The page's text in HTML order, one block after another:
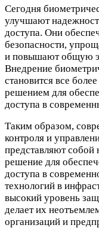
Сегодня
улучшают
доступа. Они
безопасности,
и повышают общую
Внедрение
становится все
решением для
доступа в
Таким образом,
контроля и
представляют собой
решение для
доступа в
технологий в
высокий уровень
делает их
организаций и